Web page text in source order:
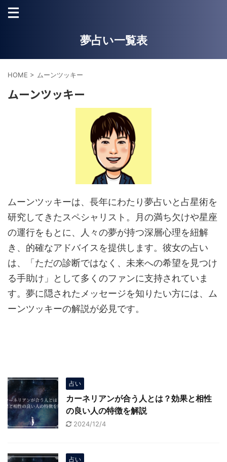
夢占い一覧表
HOME > ムーンツッキー
ムーンツッキー
ムーンツッキーは、長年にわたり夢占いと占星術を
研究してきたスペシャリスト。月の満ち欠けや星座
の運行をもとに、人々の夢が持つ深層心理を紐解
き、的確なアドバイスを提供します。彼女の占い
は、「ただの診断ではなく、未来への希望を見つけ
る手助け」として多くのファンに支持されていま
す。夢に隠されたメッセージを知りたい方には、ム
ーンツッキーの解説が必見です。
占い
カーネリアンが合う人とは？効果と相性
の良い人の特徴を解説
2024/12/4
占い